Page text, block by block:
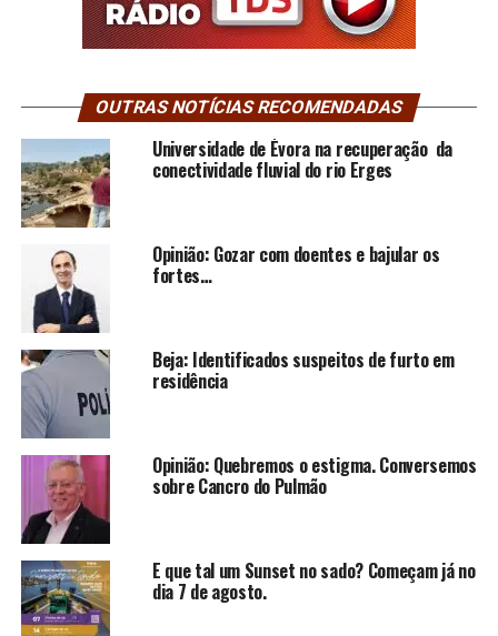
OUTRAS NOTÍCIAS RECOMENDADAS
Universidade de Évora na recuperação da
conectividade fluvial do rio Erges
Opinião: Gozar com doentes e bajular os
fortes…
Beja: Identificados suspeitos de furto em
residência
Opinião: Quebremos o estigma. Conversemos
sobre Cancro do Pulmão
E que tal um Sunset no sado? Começam já no
dia 7 de agosto.